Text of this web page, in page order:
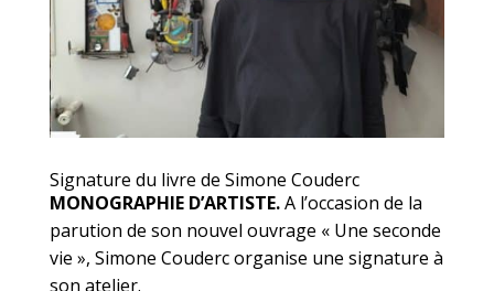
Signature du livre de Simone Couderc
MONOGRAPHIE D’ARTISTE.A l’occasion de la
parution de son nouvel ouvrage « Une seconde
vie », Simone Couderc organise une signature à
son atelier.